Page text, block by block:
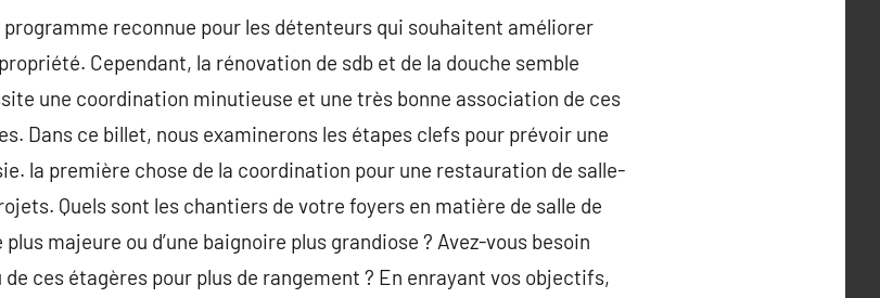
reconnue pour les détenteurs qui souhaitent améliorer
Cependant, la rénovation de sdb et de la douche semble
une coordination minutieuse et une très bonne association de ces
Dans ce billet, nous examinerons les étapes clefs pour prévoir une
la première chose de la coordination pour une restauration de salle-
Quels sont les chantiers de votre foyers en matière de salle de
plus majeure ou d’une baignoire plus grandiose ? Avez-vous besoin
ces étagères pour plus de rangement ? En enrayant vos objectifs,